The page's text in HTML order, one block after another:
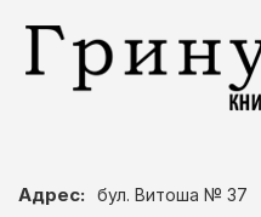
Адрес: бул. Витоша № 37